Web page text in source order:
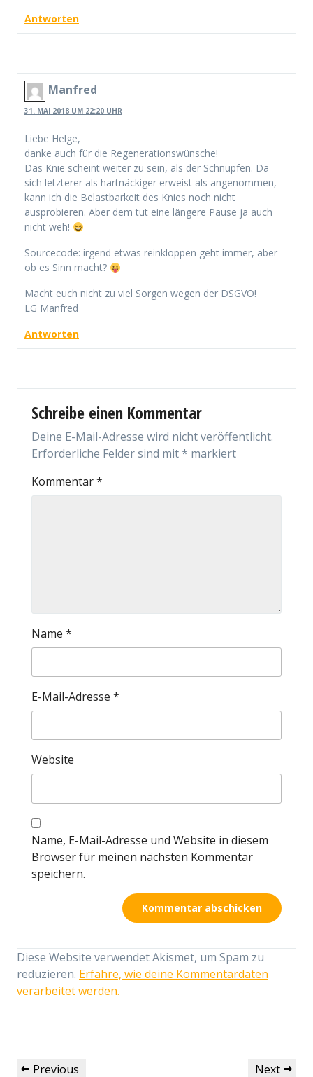
Antworten
Manfred
31. MAI 2018 UM 22:20 UHR
Liebe Helge,
danke auch für die Regenerationswünsche!
Das Knie scheint weiter zu sein, als der Schnupfen. Da
sich letzterer als hartnäckiger erweist als angenommen,
kann ich die Belastbarkeit des Knies noch nicht
ausprobieren. Aber dem tut eine längere Pause ja auch
nicht weh!
Sourcecode: irgend etwas reinkloppen geht immer, aber
ob es Sinn macht?
Macht euch nicht zu viel Sorgen wegen der DSGVO!
LG Manfred
Antworten
Schreibe einen Kommentar
Deine E-Mail-Adresse wird nicht veröffentlicht.
Erforderliche Felder sind mit* markiert
Kommentar*
Name *
E-Mail-Adresse *
Website
Name, E-Mail-Adresse und Website in diesem
Browser für meinen nächsten Kommentar
speichern.
Diese Website verwendet Akismet, um Spam zu
reduzieren. Erfahre, wie deine Kommentardaten
verarbeitet werden.
Beitragsnavigation
Previous
Previous Next
Next